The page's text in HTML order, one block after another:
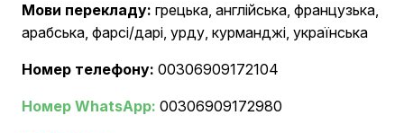
Мови перекладу: грецька, англійська, французька,
арабська, фарсі/дарі, урду, курманджі, українська
Номер телефону: 00306909172104
Номер WhatsApp: 00306909172980